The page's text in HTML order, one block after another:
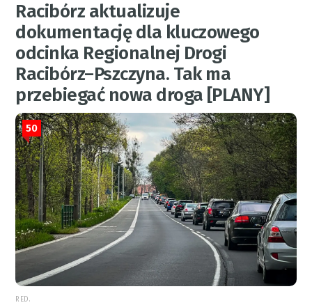
Racibórz aktualizuje
dokumentację dla kluczowego
odcinka Regionalnej Drogi
Racibórz–Pszczyna. Tak ma
przebiegać nowa droga [PLANY]
50
RED.